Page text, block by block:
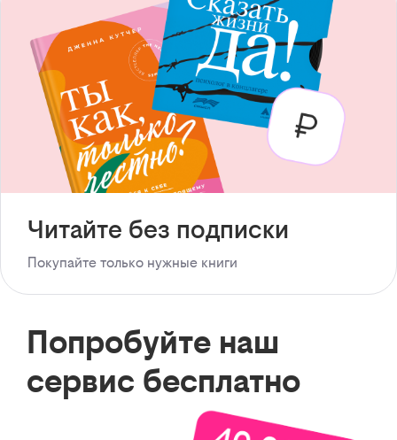
Читайте без подписки
Покупайте только нужные книги
Попробуйте наш
сервис бесплатно